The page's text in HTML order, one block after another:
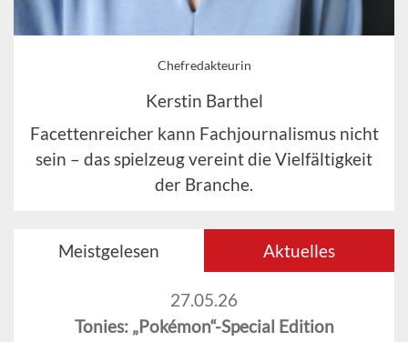
Chefredakteurin
Kerstin Barthel
Facettenreicher kann Fachjournalismus nicht
sein – das spielzeug vereint die Vielfältigkeit
der Branche.
Meistgelesen Aktuelles
27.05.26
Tonies: „Pokémon“-Special Edition